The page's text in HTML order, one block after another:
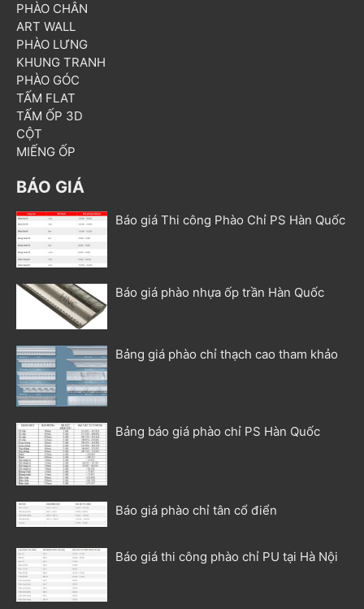
PHÀO CHÂN
ART WALL
PHÀO LƯNG
KHUNG TRANH
PHÀO GÓC
TẤM FLAT
TẤM ỐP 3D
CỘT
MIẾNG ỐP
BÁO GIÁ
Báo giá Thi công Phào Chỉ PS Hàn Quốc
Báo giá phào nhựa ốp trần Hàn Quốc
Bảng giá phào chỉ thạch cao tham khảo
Bảng báo giá phào chỉ PS Hàn Quốc
Báo giá phào chỉ tân cổ điển
Báo giá thi công phào chỉ PU tại Hà Nội